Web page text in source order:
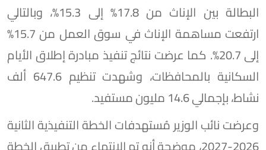
البطالة بين الإناث من 17.8% إلى 15.3%، وبالتالي
ارتفعت مساهمة الإناث في سوق العمل من 15.7%
إلى 20.7%. كما عرضت نتائج تنفيذ مبادرة إطلاق الأيام
السكانية بالمحافظات، وشهدت تنظيم 647.6 ألف
نشاط، بإجمالي 14.6 مليون مستفيد.
وعرضت نائب الوزير مُستهدفات الخطة التنفيذية الثانية